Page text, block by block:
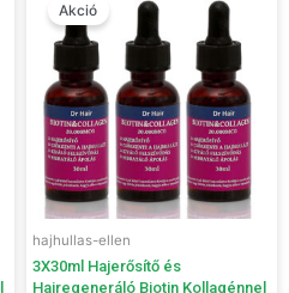
Akció
hajhullas-ellen
3X30ml Hajerősítő és
Hajregeneráló Biotin Kollagénnel
was:
12,600 Ft.10,100 Ft.